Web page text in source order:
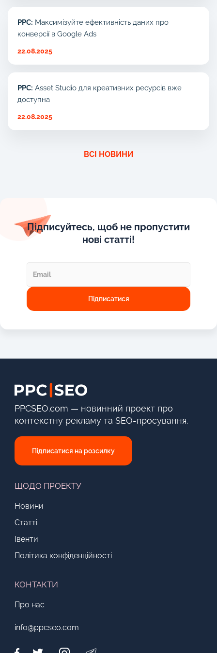
PPC: Максимізуйте ефективність даних про
конверсії в Google Ads
22.08.2025
PPC: Asset Studio для креативних ресурсів вже
доступна
22.08.2025
ВСІ НОВИНИ
Підписуйтесь, щоб не пропустити
нові статті!
PPCSEO.com — новинний проект про
контекстну рекламу та SEO-просування.
Підписатися на розсилку
ЩОДО ПРОЕКТУ
Новини
Статті
Івенти
Політика конфіденційності
КОНТАКТИ
Про нас
info@ppcseo.com